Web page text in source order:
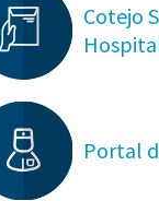
Cotejo
Portal